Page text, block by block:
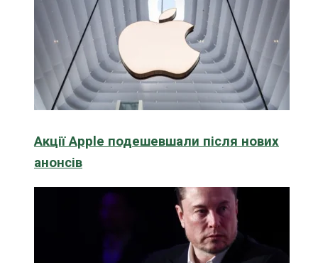
Акції Apple подешевшали після нових
анонсів